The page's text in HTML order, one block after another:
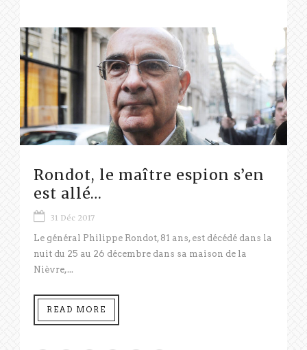
Rondot, le maître espion s’en
est allé…
31 Déc 2017
Le général Philippe Rondot, 81 ans, est décédé dans la
nuit du 25 au 26 décembre dans sa maison de la
Nièvre,...
READ MORE